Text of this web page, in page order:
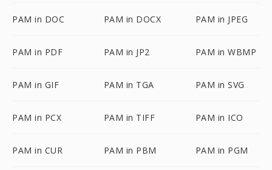
PAM in DOC PAM in DOCX PAM in JPEG
PAM in PDF PAM in JP2 PAM in WBMP
PAM in GIF PAM in TGA PAM in SVG
PAM in PCX PAM in TIFF PAM in ICO
PAM in CUR PAM in PBM PAM in PGM